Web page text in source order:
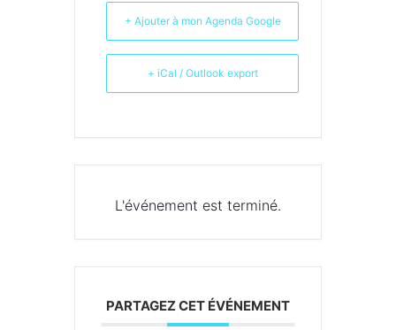
+ Ajouter à mon Agenda Google
+ iCal / Outlook export
L'événement est terminé.
PARTAGEZ CET ÉVÉNEMENT